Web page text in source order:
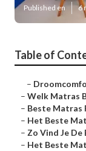
Published en 6
Table of
–
– Welk Matras
– Beste Matras
– Het Beste
– Zo Vind Je
– Het Beste